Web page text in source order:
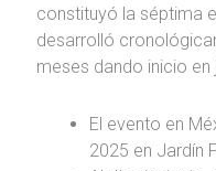
constituyó la séptima
desarrolló
meses dando inicio en
El evento en
2025 en Jardín